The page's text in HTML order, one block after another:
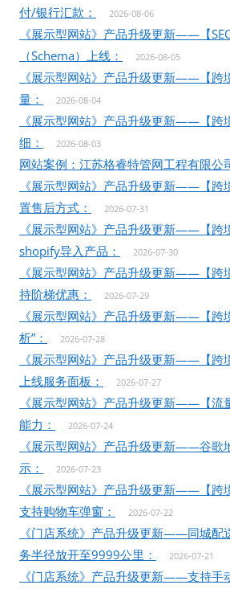
付/银行汇款：
2026-08-06
《展示型网站》产品升级更新——【
（Schema）上线：
2026-08-05
《展示型网站》产品升级更新——【跨
量：
2026-08-04
《展示型网站》产品升级更新——【跨
细：
2026-08-03
网站案例：江苏格睿特管网工程有限公
《展示型网站》产品升级更新——【跨
置售后方式：
2026-07-31
《展示型网站》产品升级更新——【跨
shopify导入产品：
2026-07-30
《展示型网站》产品升级更新——【跨
持阶梯优惠：
2026-07-29
《展示型网站》产品升级更新——【跨
析”：
2026-07-28
《展示型网站》产品升级更新——【跨
上线服务面板：
2026-07-27
《展示型网站》产品升级更新——【流
能力：
2026-07-24
《展示型网站》产品升级更新——谷歌
示：
2026-07-23
《展示型网站》产品升级更新——【跨
支持购物车弹窗：
2026-07-22
《门店系统》产品升级更新——同城配
务半径放开至9999公里：
2026-07-21
《门店系统》产品升级更新——支持手